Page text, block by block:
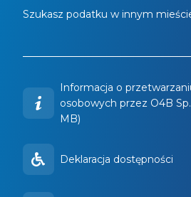
Szukasz podatku w innym
Informacja o
osobowych przez O4B
MB)
Deklaracja dostępności